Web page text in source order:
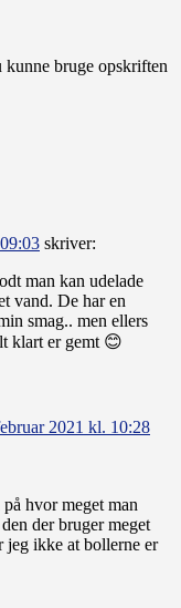
bruge opskriften
skriver:
man kan udelade
vand. De har en
smag.. men ellers
klart er gemt 😊
2021 kl. 10:28
hvor meget man
der bruger meget
jeg ikke at bollerne er